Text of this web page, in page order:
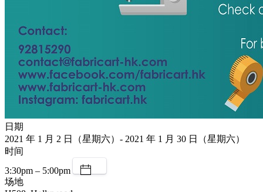
日期
2021 年 1 月 2 日（星期六）- 2021 年 1 月 30 日（星期六）
时间
3:30pm – 5:00pm
场地